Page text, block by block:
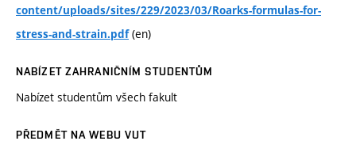
content/uploads/sites/229/2023/03/Roarks-formulas-for-
stress-and-strain.pdf(en)
NABÍZET ZAHRANIČNÍM STUDENTŮM
Nabízet studentům všech fakult
PŘEDMĚT NA WEBU VUT